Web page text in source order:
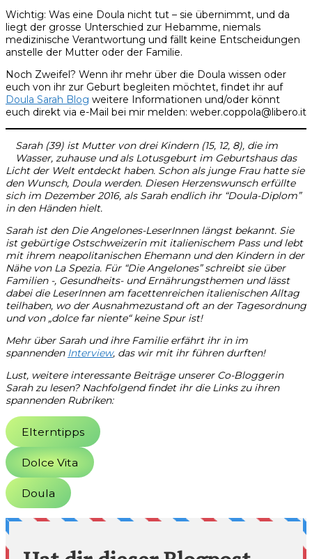
Wichtig: Was eine Doula nicht tut – sie übernimmt, und da
liegt der grosse Unterschied zur Hebamme, niemals
medizinische Verantwortung und fällt keine Entscheidungen
anstelle der Mutter oder der Familie.
Noch Zweifel? Wenn ihr mehr über die Doula wissen oder
euch von ihr zur Geburt begleiten möchtet, findet ihr auf
Doula Sarah Blog weitere Informationen und/oder könnt
euch direkt via e-Mail bei mir melden: weber.coppola@libero.it
Sarah (39) ist Mutter von drei Kindern (15, 12, 8), die im
Wasser, zuhause und als Lotusgeburt im Geburtshaus das
Licht der Welt entdeckt haben. Schon als junge Frau hatte sie
den Wunsch, Doula werden. Diesen Herzenswunsch erfüllte
sich im Dezember 2016, als Sarah endlich ihr “Doula-Diplom”
in den Händen hielt.
Sarah ist den Die Angelones-LeserInnen längst bekannt. Sie
ist gebürtige Ostschweizerin mit italienischem Pass und lebt
mit ihrem neapolitanischen Ehemann und den Kindern in der
Nähe von La Spezia. Für “Die Angelones” schreibt sie über
Familien -, Gesundheits- und Ernährungsthemen und lässt
dabei die LeserInnen am facettenreichen italienischen Alltag
teilhaben, wo der Ausnahmezustand oft an der Tagesordnung
und von „dolce far niente“ keine Spur ist!
Mehr über Sarah und ihre Familie erfährt ihr in im
spannenden Interview, das wir mit ihr führen durften!
Lust, weitere interessante Beiträge unserer Co-Bloggerin
Sarah zu lesen? Nachfolgend findet ihr die Links zu ihren
spannenden Rubriken:
Elterntipps
Dolce Vita
Doula